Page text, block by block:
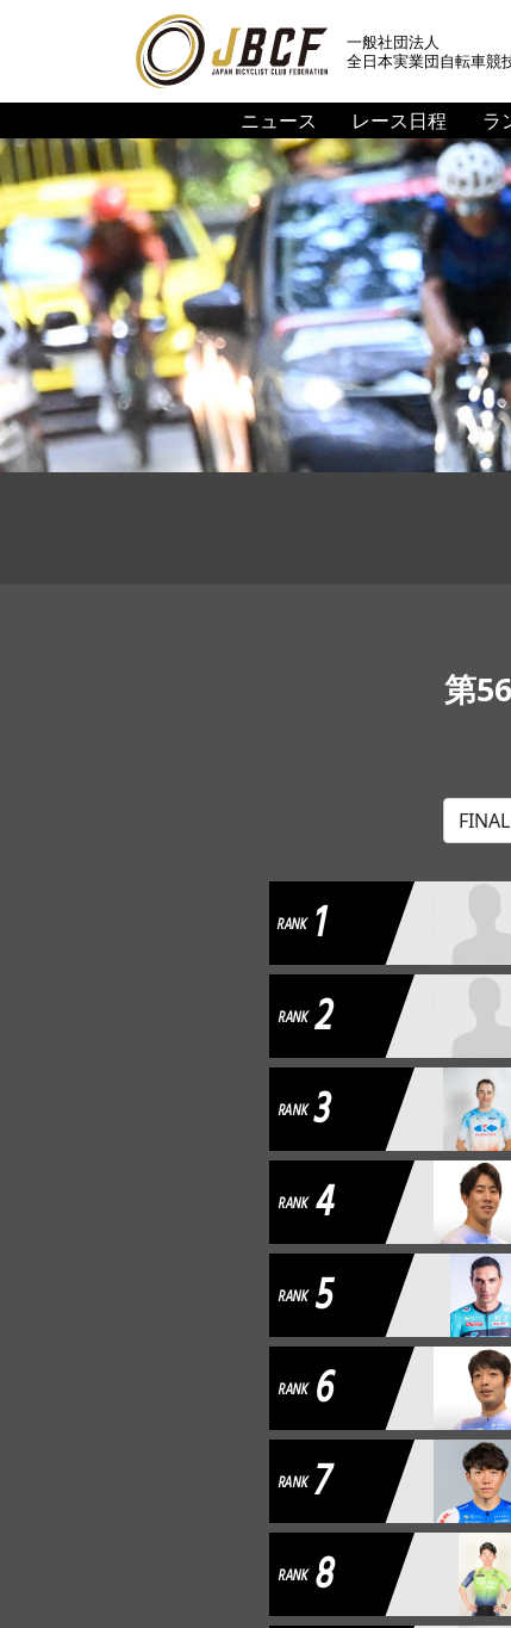
一般社団法人
全日本実業団自転車競
ニュース レース日程 ラ
第
RANK 1
RANK 2
RANK 3
RANK 4
RANK 5
RANK 6
RANK 7
RANK 8